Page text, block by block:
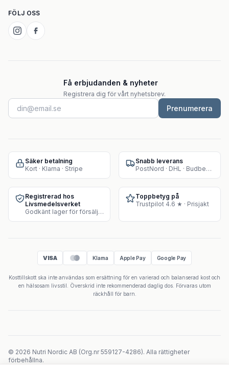
FÖLJ OSS
Få erbjudanden & nyheter
Registrera dig för vårt nyhetsbrev.
Prenumerera
Säker betalning
Kort · Klarna · Stripe
Snabb leverans
PostNord · DHL · Budbee · Instabox
Registrerad hos
Livsmedelsverket
Godkänt lager för försäljning av kosttillskott
Toppbetyg på
Trustpilot 4.6 ★ · Prisjakt
VISA Klarna Apple Pay Google Pay
Kosttillskott ska inte användas som ersättning för en varierad och balanserad kost och
en hälsosam livsstil. Överskrid inte rekommenderad daglig dos. Förvaras utom
räckhåll för barn.
© 2026 Nutri Nordic AB (Org.nr 559127-4286). Alla rättigheter
förbehållna.